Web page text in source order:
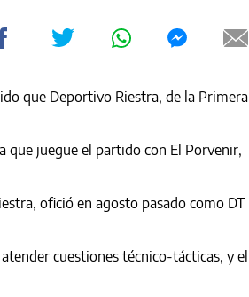
que Deportivo Riestra, de la Primera
que juegue el partido con El Porvenir,
ofició en agosto pasado como DT
cuestiones técnico-tácticas, y el